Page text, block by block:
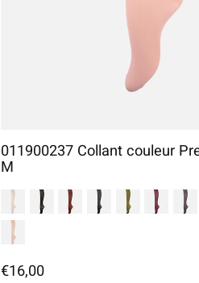
011900237 Collant couleur
M
€16,00